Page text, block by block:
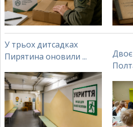
У трьох дитсадках
Пирятина оновили ...
Двоє